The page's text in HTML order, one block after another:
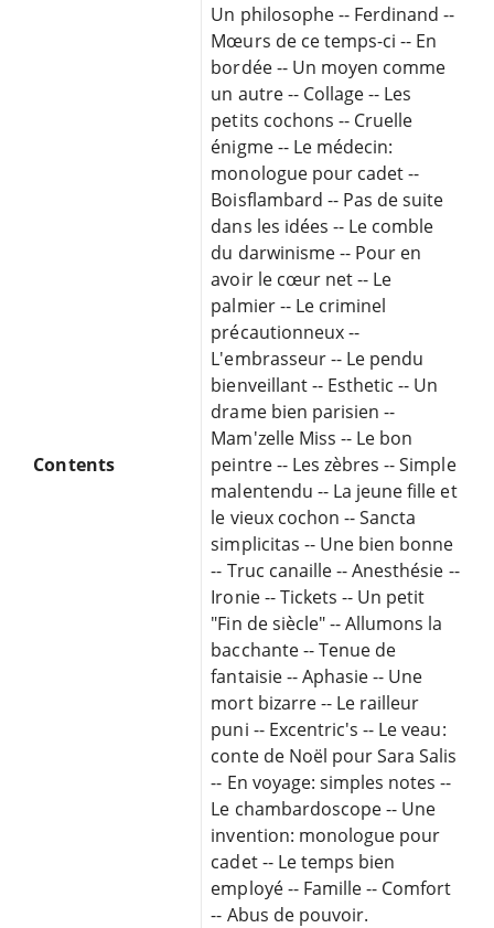
Contents
Un philosophe -- Ferdinand --
Mœurs de ce temps-ci -- En
bordée -- Un moyen comme
un autre -- Collage -- Les
petits cochons -- Cruelle
énigme -- Le médecin:
monologue pour cadet --
Boisflambard -- Pas de suite
dans les idées -- Le comble
du darwinisme -- Pour en
avoir le cœur net -- Le
palmier -- Le criminel
précautionneux --
L'embrasseur -- Le pendu
bienveillant -- Esthetic -- Un
drame bien parisien --
Mam'zelle Miss -- Le bon
peintre -- Les zèbres -- Simple
malentendu -- La jeune fille et
le vieux cochon -- Sancta
simplicitas -- Une bien bonne
-- Truc canaille -- Anesthésie --
Ironie -- Tickets -- Un petit
"Fin de siècle" -- Allumons la
bacchante -- Tenue de
fantaisie -- Aphasie -- Une
mort bizarre -- Le railleur
puni -- Excentric's -- Le veau:
conte de Noël pour Sara Salis
-- En voyage: simples notes --
Le chambardoscope -- Une
invention: monologue pour
cadet -- Le temps bien
employé -- Famille -- Comfort
-- Abus de pouvoir.